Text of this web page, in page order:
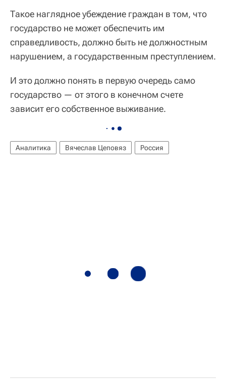
Такое наглядное убеждение граждан в том, что
государство не может обеспечить им
справедливость, должно быть не должностным
нарушением, а государственным преступлением.
И это должно понять в первую очередь само
государство — от этого в конечном счете
зависит его собственное выживание.
Аналитика Вячеслав Цеповяз Россия